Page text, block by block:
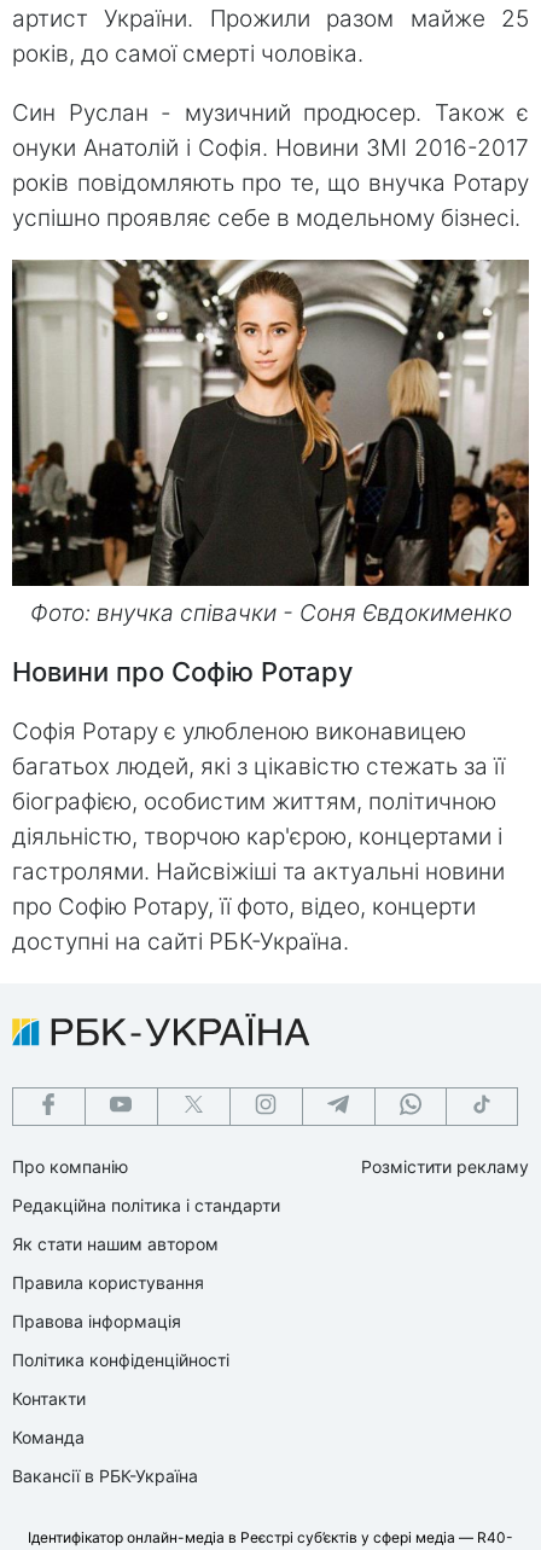
артист України. Прожили разом майже 25
років, до самої смерті чоловіка.
Син Руслан - музичний продюсер. Також є
онуки Анатолій і Софія. Новини ЗМІ 2016-2017
років повідомляють про те, що внучка Ротару
успішно проявляє себе в модельному бізнесі.
Фото: внучка співачки - Соня Євдокименко
Новини про Софію Ротару
Софія Ротару є улюбленою виконавицею
багатьох людей, які з цікавістю стежать за її
біографією, особистим життям, політичною
діяльністю, творчою кар'єрою, концертами і
гастролями. Найсвіжіші та актуальні новини
про Софію Ротару, її фото, відео, концерти
доступні на сайті РБК-Україна.
Про компанію
Редакційна політика і стандарти
Як стати нашим автором
Правила користування
Правова інформація
Політика конфіденційності
Контакти
Команда
Вакансії в РБК-Україна
Розмістити рекламу
Ідентифікатор онлайн-медіа в Реєстрі суб’єктів у сфері медіа — R40-